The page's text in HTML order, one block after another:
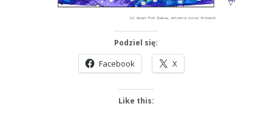
Podziel się:
Facebook X
Like this: